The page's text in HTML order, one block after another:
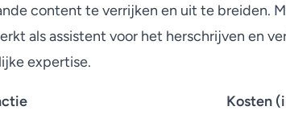
content te verrijken en uit te breiden.
als assistent voor het herschrijven en
expertise.
Kosten